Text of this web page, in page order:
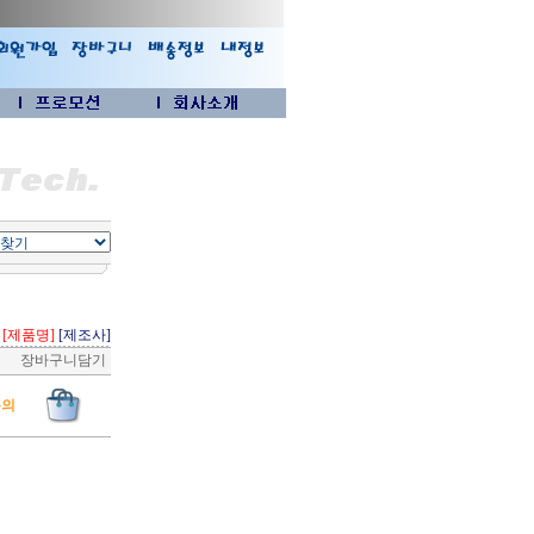
[제품명] [제조사]
장바구니담기